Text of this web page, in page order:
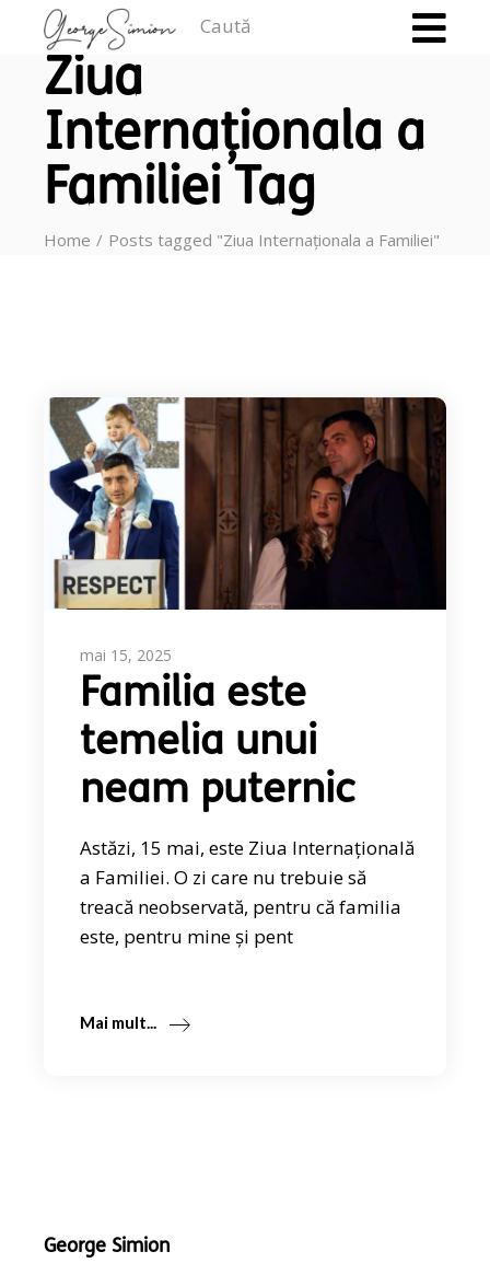
Ziua
Internaționala a
Familiei Tag
Home Posts tagged "Ziua Internaționala a Familiei"
mai 15, 2025
Familia este
temelia unui
neam puternic
Astăzi, 15 mai, este Ziua Internațională
a Familiei. O zi care nu trebuie să
treacă neobservată, pentru că familia
este, pentru mine și pent
Mai mult...
George Simion